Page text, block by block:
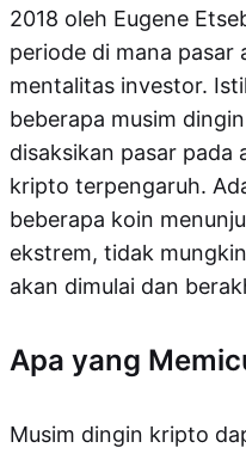
2018 oleh Eugene
periode di mana
mentalitas investor.
beberapa musim
disaksikan pasar pada
kripto terpengaruh.
beberapa koin
ekstrem, tidak
akan dimulai dan
Apa yang
Musim dingin kripto